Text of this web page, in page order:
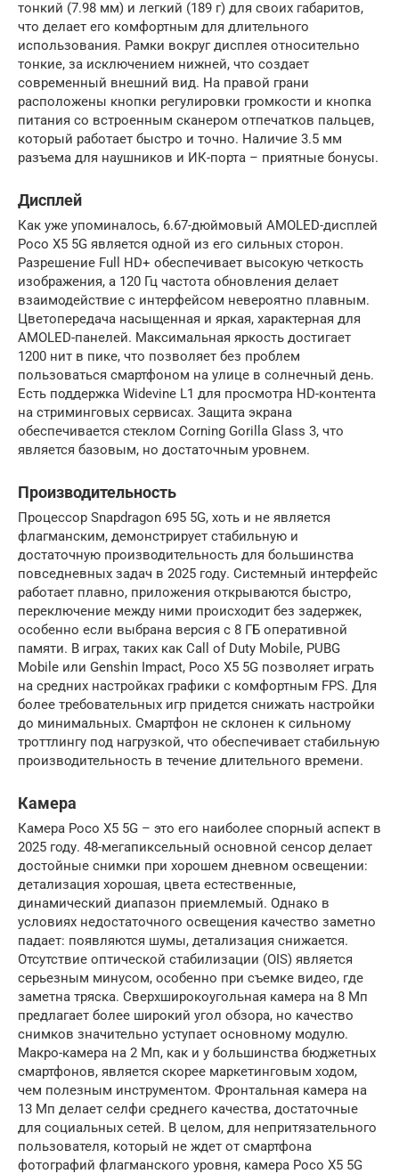
тонкий (7.98 мм) и легкий (189 г) для своих габаритов,
что делает его комфортным для длительного
использования. Рамки вокруг дисплея относительно
тонкие, за исключением нижней, что создает
современный внешний вид. На правой грани
расположены кнопки регулировки громкости и кнопка
питания со встроенным сканером отпечатков пальцев,
который работает быстро и точно. Наличие 3.5 мм
разъема для наушников и ИК-порта – приятные бонусы.
Дисплей
Как уже упоминалось, 6.67-дюймовый AMOLED-дисплей
Poco X5 5G является одной из его сильных сторон.
Разрешение Full HD+ обеспечивает высокую четкость
изображения, а 120 Гц частота обновления делает
взаимодействие с интерфейсом невероятно плавным.
Цветопередача насыщенная и яркая, характерная для
AMOLED-панелей. Максимальная яркость достигает
1200 нит в пике, что позволяет без проблем
пользоваться смартфоном на улице в солнечный день.
Есть поддержка Widevine L1 для просмотра HD-контента
на стриминговых сервисах. Защита экрана
обеспечивается стеклом Corning Gorilla Glass 3, что
является базовым, но достаточным уровнем.
Производительность
Процессор Snapdragon 695 5G, хоть и не является
флагманским, демонстрирует стабильную и
достаточную производительность для большинства
повседневных задач в 2025 году. Системный интерфейс
работает плавно, приложения открываются быстро,
переключение между ними происходит без задержек,
особенно если выбрана версия с 8 ГБ оперативной
памяти. В играх, таких как Call of Duty Mobile, PUBG
Mobile или Genshin Impact, Poco X5 5G позволяет играть
на средних настройках графики с комфортным FPS. Для
более требовательных игр придется снижать настройки
до минимальных. Смартфон не склонен к сильному
троттлингу под нагрузкой, что обеспечивает стабильную
производительность в течение длительного времени.
Камера
Камера Poco X5 5G – это его наиболее спорный аспект в
2025 году. 48-мегапиксельный основной сенсор делает
достойные снимки при хорошем дневном освещении:
детализация хорошая, цвета естественные,
динамический диапазон приемлемый. Однако в
условиях недостаточного освещения качество заметно
падает: появляются шумы, детализация снижается.
Отсутствие оптической стабилизации (OIS) является
серьезным минусом, особенно при съемке видео, где
заметна тряска. Сверхширокоугольная камера на 8 Мп
предлагает более широкий угол обзора, но качество
снимков значительно уступает основному модулю.
Макро-камера на 2 Мп, как и у большинства бюджетных
смартфонов, является скорее маркетинговым ходом,
чем полезным инструментом. Фронтальная камера на
13 Мп делает селфи среднего качества, достаточные
для социальных сетей. В целом, для непритязательного
пользователя, который не ждет от смартфона
фотографий флагманского уровня, камера Poco X5 5G